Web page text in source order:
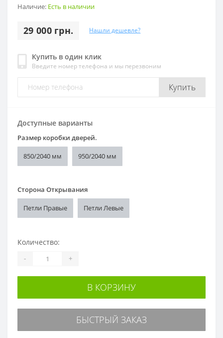
Наличие: Есть в наличии
29 000 грн. Нашли дешевле?
Купить в один клик
Введите номер телефона и мы перезвоним
Купить
Доступные варианты
Размер коробки дверей.
850/2040 мм 950/2040 мм
Сторона Открывания
Петли Правые Петли Левые
Количество:
- +
В КОРЗИНУ
БЫСТРЫЙ ЗАКАЗ